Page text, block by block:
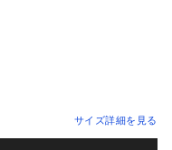
サイズ詳細を見る